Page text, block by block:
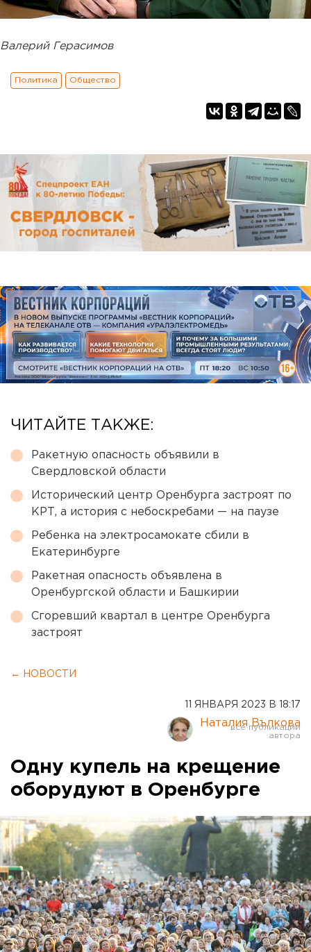
Валерий Герасимов
Политика Общество
ЧИТАЙТЕ ТАКЖЕ:
Ракетную опасность объявили в
Свердловской области
Исторический центр Оренбурга застроят по
КРТ, а история с небоскребами — на паузе
Ребенка на электросамокате сбили в
Екатеринбурге
Ракетная опасность объявлена в
Оренбургской области и Башкирии
Сгоревший квартал в центре Оренбурга
застроят
← НОВОСТИ
11 ЯНВАРЯ 2023 В 18:17
Наталия Вълкова
Одну купель на крещение
оборудуют в Оренбурге